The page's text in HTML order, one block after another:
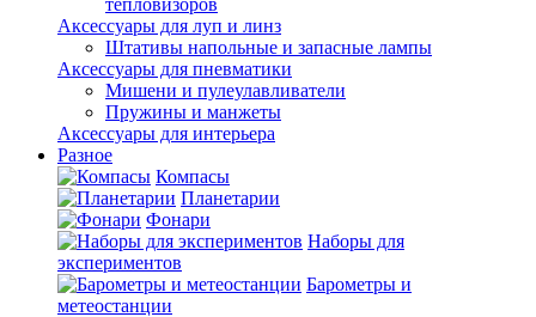
тепловизоров
Аксессуары для луп и линз
Штативы напольные и запасные лампы
Аксессуары для пневматики
Мишени и пулеулавливатели
Пружины и манжеты
Аксессуары для интерьера
Разное
Компасы
Планетарии
Фонари
Наборы для
экспериментов
Барометры и
метеостанции